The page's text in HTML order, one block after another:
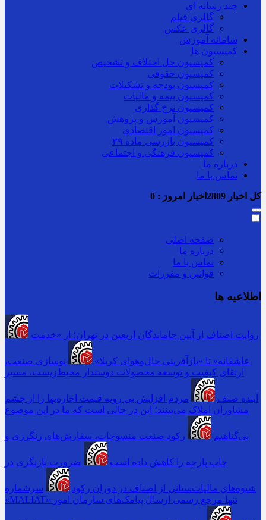
چند رسانه ای
گالری فیلم
گالری عکس
سامانه آموزش
کمیسیون ها
کمیسیون حل اختلاف و تشخیص
کمیسیون حقوقی
کمیسیون بودجه و تشکیلات
کمیسیون بیمه و مالیات
کمیسیون نرخ گذاری
کمیسیون آموزش و پژوهش
کمیسیون امور اقتصادی
کمیسیون بازرسی ماده ۳۹
کمیسیون فرهنگی و اجتماعی
درباره ما
تماس با ما
کل اخبار اخبار امروز : 0
صفحه اصلی
درباره ما
تماس با ما
قوانین و مقررات
اطلاعیه ها
روایت اصناف از آیین جاماندگان اربعین در تهران؛ از «خدمت
عاشقانه» تا «بازآفرینی حال‌وهوای کربلا»
نوسازی صنعت،
ارتقای کیفیت و توسعه محصولات دوستدار محیط‌زیست، مسیر
آینده صنف
مردم افزایش بی رویه قیمت اجاره‌بها را از چشم
مشاوران املاک می‌بینند؛ این در حالی است که ما در این موضوع
بی‌گناهیم رکود صنعت منسوجات، سفارش‌های رنگرزی و
چاپ پارچه را کاهش داده است ضرورت بازنگری در
شیوه‌های مالیات‌ستانی از اصناف در دوران رکود
سرشماره
«MALIAT» تنها مرجع رسمی ارسال پیامک‌های سازمان امور